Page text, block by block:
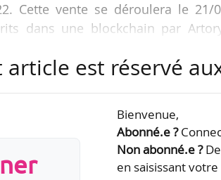
Cette vente se déroulera le 21/
dans une blockchain par
et indissoluble entre une
article est réservé
Bienvenue,
Abonné.e ?
Non abonné.e ?
en saisissant